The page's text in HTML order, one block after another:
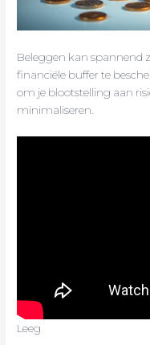
Beleggen kan spannend
financiële buffer te
om je blootstelling aan
minimaliseren.
Leeg